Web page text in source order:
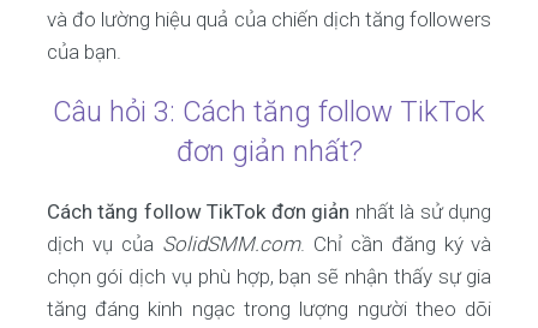
và đo lường hiệu quả của chiến dịch tăng followers
của bạn.
Câu hỏi 3: Cách tăng follow TikTok
đơn giản nhất?
Cách tăng follow TikTok đơn giản nhất là sử dụng
dịch vụ của SolidSMM.com. Chỉ cần đăng ký và
chọn gói dịch vụ phù hợp, bạn sẽ nhận thấy sự gia
tăng đáng kinh ngạc trong lượng người theo dõi